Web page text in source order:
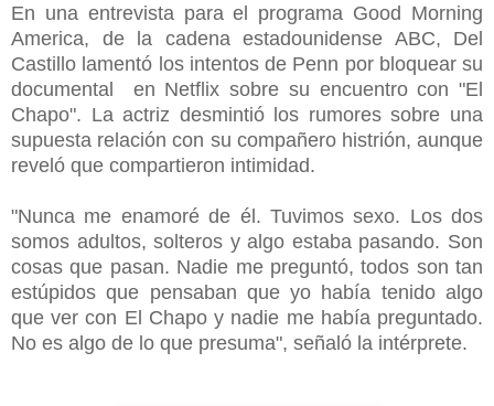
En una entrevista para el programa Good Morning
America, de la cadena estadounidense ABC, Del
Castillo lamentó los intentos de Penn por bloquear su
documental en Netflix sobre su encuentro con "El
Chapo". La actriz desmintió los rumores sobre una
supuesta relación con su compañero histrión, aunque
reveló que compartieron intimidad.
"Nunca me enamoré de él. Tuvimos sexo. Los dos
somos adultos, solteros y algo estaba pasando. Son
cosas que pasan. Nadie me preguntó, todos son tan
estúpidos que pensaban que yo había tenido algo
que ver con El Chapo y nadie me había preguntado.
No es algo de lo que presuma", señaló la intérprete.